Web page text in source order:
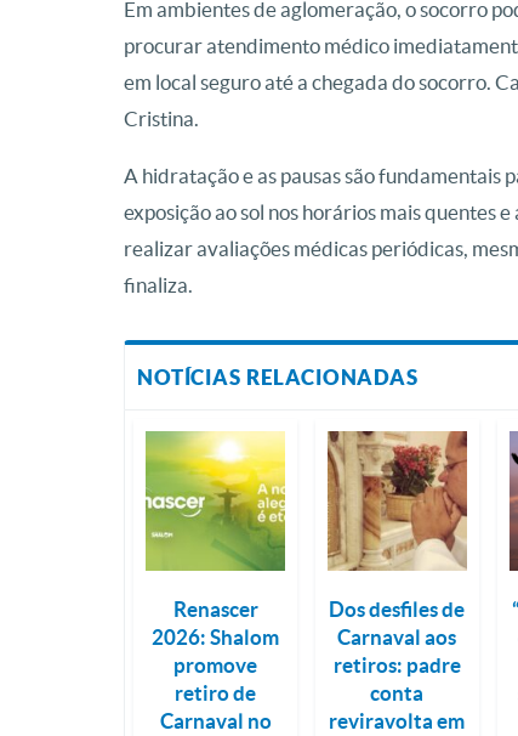
Em ambientes de aglomeração, o socorro
procurar atendimento médico
em local seguro até a chegada do socorro.
Cristina.
A hidratação e as pausas são fundamentais
exposição ao sol nos horários mais quentes
realizar avaliações médicas periódicas,
finaliza.
NOTÍCIAS RELACIONADAS
Renascer
2026: Shalom
promove
retiro de
Carnaval no
Dos desfiles de
Carnaval aos
retiros: padre
conta
reviravolta em